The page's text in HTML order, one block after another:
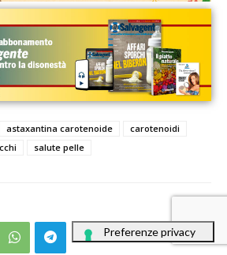
astaxantina carotenoide
carotenoidi
salute pelle